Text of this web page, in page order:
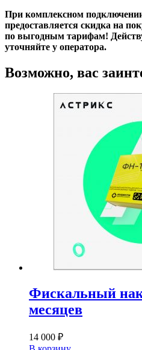
При комплексном
предоставляется скидка на
по выгодным тарифам!
уточняйте у оператора.
Возможно, вас
Фискальный
месяцев
14 000 ₽